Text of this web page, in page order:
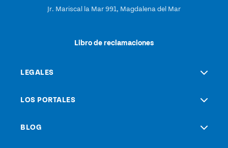
Jr. Mariscal la Mar 991, Magdalena del Mar
Libro de reclamaciones
LEGALES
LOS PORTALES
BLOG